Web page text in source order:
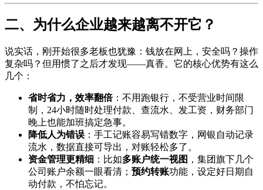
二、为什么企业越来越离不开它？
说实话，刚开始很多老板也犹豫：钱放在网上，安全吗？操作
复杂吗？但用惯了之后才发现——真香。它的核心优势有这么
几个：
省时省力，效率翻倍：不用跑银行，不受营业时间限
制，24小时随时处理付款、查流水、发工资，财务部门
晚上也能加班搞定急事。
降低人为错误 ：手工记账容易写错数字，网银自动记录
流水，数据直接可导出，对账轻松多了。
资金管理更精细 ：比如多账户统一视图 ，集团旗下几个
公司账户余额一眼看清； 预约转账功能，设定好日期自
动付款，不怕忘记。